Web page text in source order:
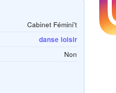
Cabinet Fémini't
danse loisir
Non